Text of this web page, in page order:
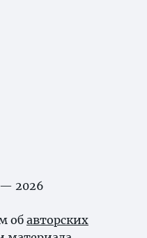
— 2026
об авторских